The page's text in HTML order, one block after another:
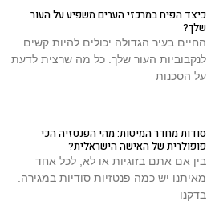
כיצד הפיח במרכזי הערים משפיע על העור
שלך?
החיים בעיר הגדולה יכולים להיות קשים
לנקבוביות העור שלך. כל מה שרצית לדעת
על הסכנות
סודות מחדר המיטות: מהי הפנטזיה הכי
פופולרית של האישה הישראלית?
בין אם אתם בזוגיות או לא, לכל אחד
מאיתנו יש כמה פנטזיות סודיות במגירה.
בדקנו